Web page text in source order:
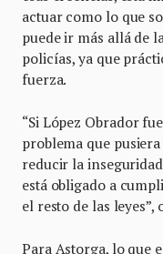
actuar como lo que
puede ir más allá de
policías, ya que
fuerza.
“Si López Obrador
problema que
reducir la
está obligado a
el resto de las leyes”,
Para Astorga, lo que